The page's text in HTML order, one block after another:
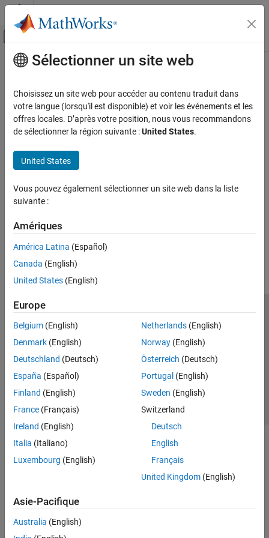
Passer au contenu
Activer/désactiver l'affichage du menu
Accueil de la documentation
Contenu principal
How useful was this information?
Sélectionner un site web
Choisissez un site web pour accéder au contenu traduit dans
votre langue (lorsqu'il est disponible) et voir les événements et les
offres locales. D’après votre position, nous vous recommandons
de sélectionner la région suivante :United States.
United States
Vous pouvez également sélectionner un site web dans la liste
suivante :
Amériques
América Latina (Español)
Canada (English)
United States (English)
Europe
Belgium (English)
Denmark (English)
Deutschland (Deutsch)
España (Español)
Finland (English)
France (Français)
Ireland (English)
Italia (Italiano)
Luxembourg (English)
Netherlands(English)
Norway(English)
Österreich (Deutsch)
Portugal (English)
Sweden (English)
Switzerland
Deutsch
English
Français
United Kingdom(English)
Asie-Pacifique
Australia (English)
Lutte anti-piratage
Contacts locaux
© 1994-2026 The MathWorks, Inc.